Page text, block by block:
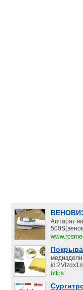
Аппарат
https: